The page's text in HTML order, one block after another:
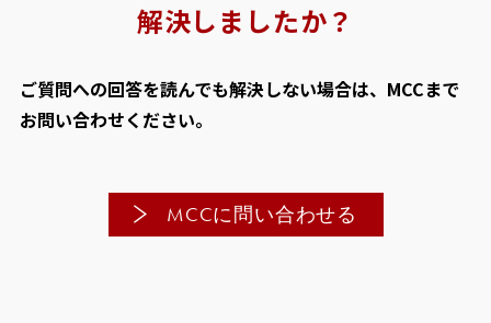
解決しましたか？
ご質問への回答を読んでも解決しない場合は、MCCまで
お問い合わせください。
MCCに問い合わせる
採用情報